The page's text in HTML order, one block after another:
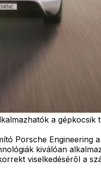
a gépkocsik
Porsche Engineering
kiválóan
viselkedéséről a